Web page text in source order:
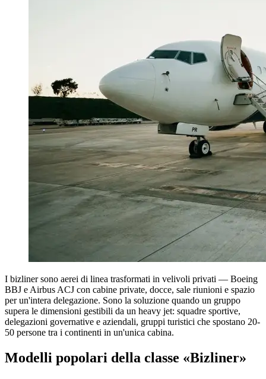
I bizliner sono aerei di linea trasformati in velivoli privati — Boeing
BBJ e Airbus ACJ con cabine private, docce, sale riunioni e spazio
per un'intera delegazione. Sono la soluzione quando un gruppo
supera le dimensioni gestibili da un heavy jet: squadre sportive,
delegazioni governative e aziendali, gruppi turistici che spostano 20-
50 persone tra i continenti in un'unica cabina.
Modelli popolari della classe «Bizliner»